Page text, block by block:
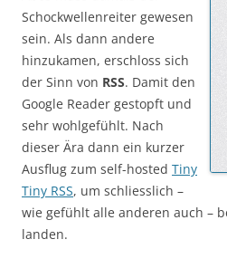
Schockwellenreiter gewesen
sein. Als dann andere
hinzukamen, erschloss sich
der Sinn von RSS. Damit den
Google Reader gestopft und
sehr wohlgefühlt. Nach
dieser Ära dann ein kurzer
Ausflug zum self-hosted Tiny
Tiny RSS, um schliesslich –
wie gefühlt alle anderen auch –
landen.